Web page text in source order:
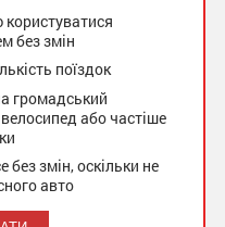
без змін
поїздок
громадський
або частіше
без змін, оскільки не
авто